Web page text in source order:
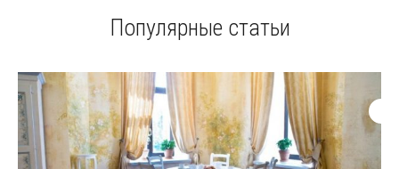
Популярные статьи